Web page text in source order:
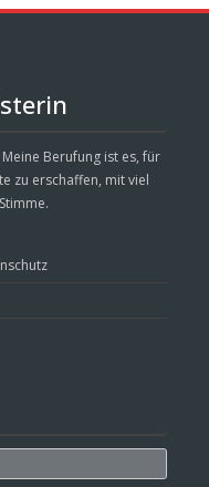
Berufung ist es, für
zu erschaffen, mit viel